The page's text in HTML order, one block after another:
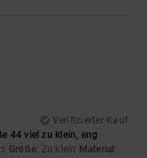
Verifizierter Kauf
44 viel zu klein, eng
Größe: Zu klein Material :